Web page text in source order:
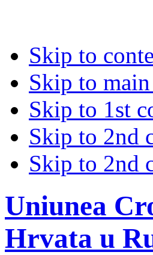
Skip to
Skip to
Skip to 1st
Skip to 2nd
Skip to 2nd
Uniunea
Hrvata u